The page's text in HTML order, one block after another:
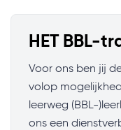
HET BBL-
Voor ons ben jij
volop
leerweg (BBL-
ons een